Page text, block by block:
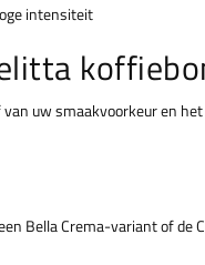
intensiteit
uw smaakvoorkeur en
Bella Crema-variant of de